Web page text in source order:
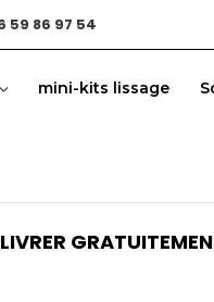
59 86 97 54
mini-kits lissage